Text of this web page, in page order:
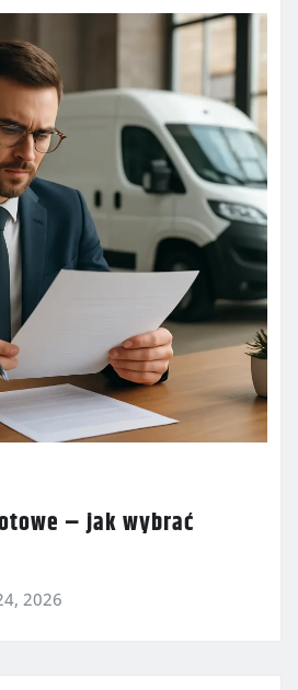
– jak wybrać
2026